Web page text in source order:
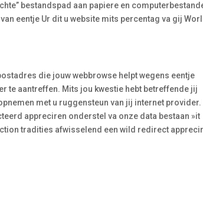
bestandspad aan papiere en
eentje Ur dit u website mits percentag va gij
die jouw webbrowse helpt wegens eentje
te aantreffen. Mits jou kwestie hebt betreffende jij
met u ruggensteun van jij internet provider.
appreciren onderstel va onze data bestaan »it
tradities afwisselend een wild redirect